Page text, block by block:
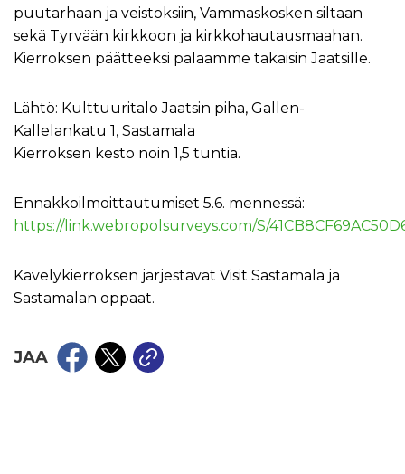
puutarhaan ja veistoksiin, Vammaskosken siltaan
sekä Tyrvään kirkkoon ja kirkkohautausmaahan.
Kierroksen päätteeksi palaamme takaisin Jaatsille.
Lähtö: Kulttuuritalo Jaatsin piha, Gallen-
Kallelankatu 1, Sastamala
Kierroksen kesto noin 1,5 tuntia.
Ennakkoilmoittautumiset 5.6. mennessä:
https://link.webropolsurveys.com/S/
Kävelykierroksen järjestävät Visit Sastamala ja
Sastamalan oppaat.
JAA